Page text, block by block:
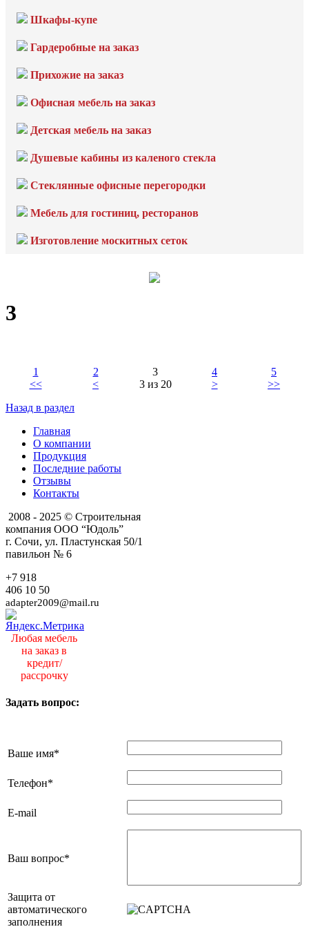
Шкафы-купе
Гардеробные на заказ
Прихожие на заказ
Офисная мебель на заказ
Детская мебель на заказ
Душевые кабины из каленого стекла
Стеклянные офисные перегородки
Мебель для гостиниц, ресторанов
Изготовление москитных сеток
3
1 2 3 4
5
<<
< 3 из 20 >
>>
Назад в раздел
Главная
О компании
Продукция
Последние работы
Отзывы
Контакты
2008 - 2025 © Строительная
компания ООО “Юдоль”
г. Сочи, ул. Пластунская 50/1
павильон № 6
+7 918
406 10 50
adapter2009@mail.ru
Любая мебель
на заказ в
кредит/
рассрочку
Задать вопрос:
Ваше имя*
Телефон*
E-mail
Ваш вопрос*
Защита от
автоматического
заполнения